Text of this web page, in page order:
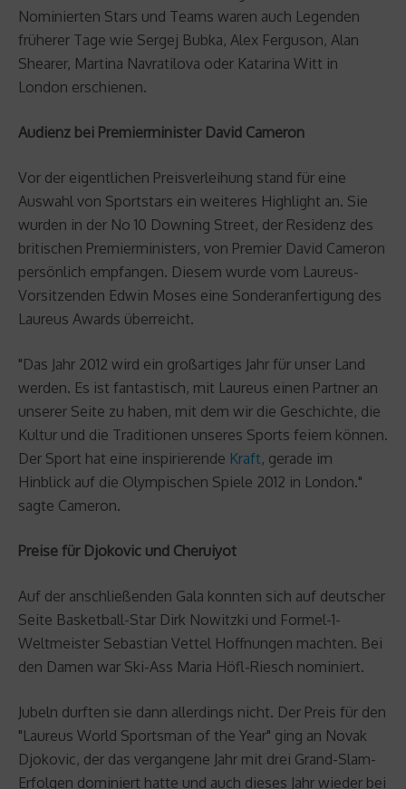
Nominierten Stars und Teams waren auch Legenden
früherer Tage wie Sergej Bubka, Alex Ferguson, Alan
Shearer, Martina Navratilova oder Katarina Witt in
London erschienen.
Audienz bei Premierminister David Cameron
Vor der eigentlichen Preisverleihung stand für eine
Auswahl von Sportstars ein weiteres Highlight an. Sie
wurden in der No 10 Downing Street, der Residenz des
britischen Premierministers, von Premier David Cameron
persönlich empfangen. Diesem wurde vom Laureus-
Vorsitzenden Edwin Moses eine Sonderanfertigung des
Laureus Awards überreicht.
"Das Jahr 2012 wird ein großartiges Jahr für unser Land
werden. Es ist fantastisch, mit Laureus einen Partner an
unserer Seite zu haben, mit dem wir die Geschichte, die
Kultur und die Traditionen unseres Sports feiern können.
Der Sport hat eine inspirierende Kraft, gerade im
Hinblick auf die Olympischen Spiele 2012 in London."
sagte Cameron.
Preise für Djokovic und Cheruiyot
Auf der anschließenden Gala konnten sich auf deutscher
Seite Basketball-Star Dirk Nowitzki und Formel-1-
Weltmeister Sebastian Vettel Hoffnungen machten. Bei
den Damen war Ski-Ass Maria Höfl-Riesch nominiert.
Jubeln durften sie dann allerdings nicht. Der Preis für den
"Laureus World Sportsman of the Year" ging an Novak
Djokovic, der das vergangene Jahr mit drei Grand-Slam-
Erfolgen dominiert hatte und auch dieses Jahr wieder bei